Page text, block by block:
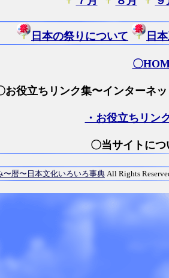
日本の祭りについて 日
〇
お役立ちリンク集〜インターネ
・お役立ちリン
〇当サイトにつ
〜暦〜日本文化いろいろ事典 All Rights